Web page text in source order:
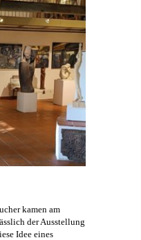
kamen am
der Ausstellung
Idee eines